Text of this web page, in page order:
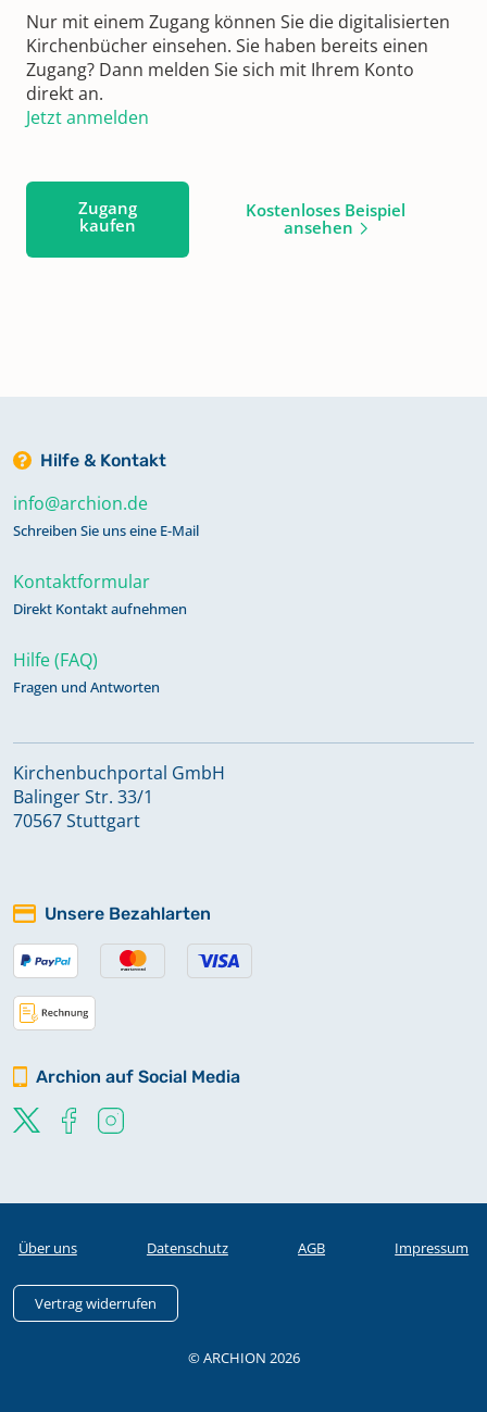
Nur mit einem Zugang können Sie die digitalisierten
Kirchenbücher einsehen. Sie haben bereits einen
Zugang? Dann melden Sie sich mit Ihrem Konto
direkt an.
Jetzt anmelden
Zugang
kaufen
Kostenloses Beispiel
ansehen
Hilfe & Kontakt
info@archion.de
Schreiben Sie uns eine E-Mail
Kontaktformular
Direkt Kontakt aufnehmen
Hilfe (FAQ)
Fragen und Antworten
Kirchenbuchportal GmbH
Balinger Str. 33/1
70567 Stuttgart
Unsere Bezahlarten
Archion auf Social Media
Über uns Datenschutz AGB Impressum
Vertrag widerrufen
© ARCHION 2026